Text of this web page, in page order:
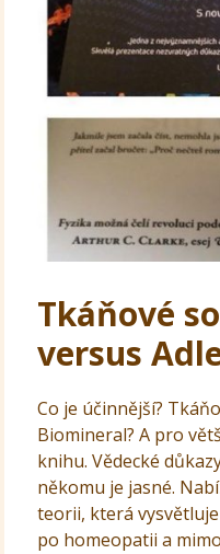
Tkáňové
versus
Co je účinnější?
Biomineral? A pro
knihu. Vědecké
někomu je jasné.
teorii, která
po homeopatii a